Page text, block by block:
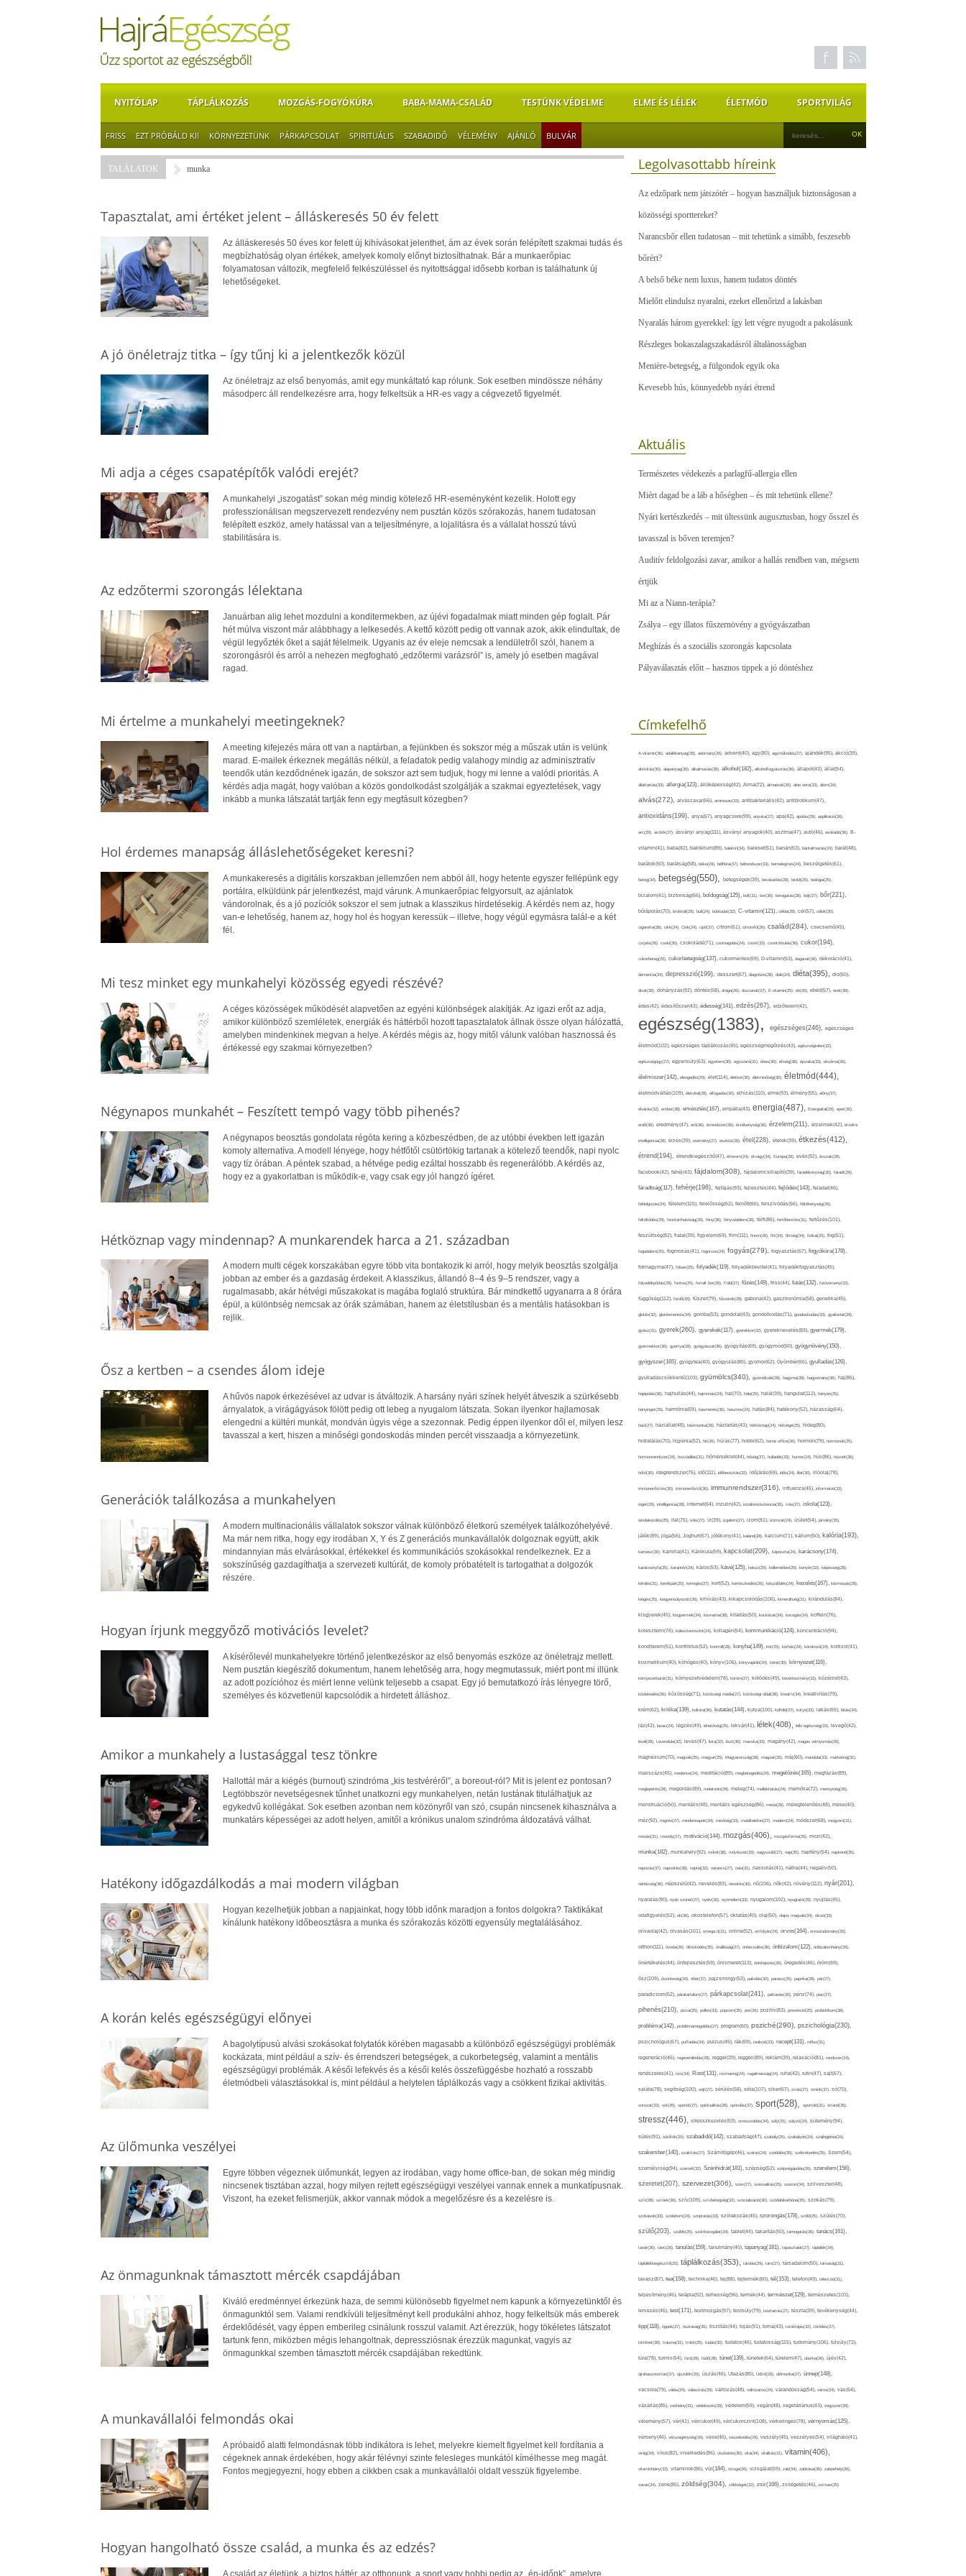
NYITÓLAP TÁPLÁLKOZÁS MOZGÁS-FOGYÓKÚRA BABA-MAMA-CSALÁD TESTÜNK VÉDELME ELME ÉS LÉLEK ÉLETMÓD SPORTVILÁG
FRISS EZT PRÓBÁLD KI! KÖRNYEZETÜNK PÁRKAPCSOLAT SPIRITUÁLIS SZABADIDŐ VÉLEMÉNY AJÁNLÓ BULVÁR
TALÁLATOK munka
Tapasztalat, ami értéket jelent – álláskeresés 50 év felett
Az álláskeresés 50 éves kor felett új kihívásokat jelenthet, ám az évek során felépített szakmai tudás és
megbízhatóság olyan értékek, amelyek komoly előnyt biztosíthatnak. Bár a munkaerőpiac
folyamatosan változik, megfelelő felkészüléssel és nyitottsággal idősebb korban is találhatunk új
lehetőségeket.
A jó önéletrajz titka – így tűnj ki a jelentkezők közül
Az önéletrajz az első benyomás, amit egy munkáltató kap rólunk. Sok esetben mindössze néhány
másodperc áll rendelkezésre arra, hogy felkeltsük a HR-es vagy a cégvezető figyelmét.
Mi adja a céges csapatépítők valódi erejét?
A munkahelyi „iszogatást” sokan még mindig kötelező HR-eseményként kezelik. Holott egy
professzionálisan megszervezett rendezvény nem pusztán közös szórakozás, hanem tudatosan
felépített eszköz, amely hatással van a teljesítményre, a lojalitásra és a vállalat hosszú távú
stabilitására is.
Az edzőtermi szorongás lélektana
Januárban alig lehet mozdulni a konditermekben, az újévi fogadalmak miatt minden gép foglalt. Pár
hét múlva viszont már alábbhagy a lelkesedés. A kettő között pedig ott vannak azok, akik elindultak, de
végül legyőzték őket a saját félelmeik. Ugyanis az év eleje nemcsak a lendületről szól, hanem a
szorongásról és arról a nehezen megfogható „edzőtermi varázsról” is, amely jó esetben magával
ragad.
Mi értelme a munkahelyi meetingeknek?
A meeting kifejezés mára ott van a naptárban, a fejünkben és sokszor még a műszak után is velünk
marad. E-mailek érkeznek megállás nélkül, a feladatok pedig valahogy mindig az adminisztratív
teendők után kezdődnének igazán, de sokszor azt sem tudjuk, hogy mi lenne a valódi prioritás. A
kérdés adja magát, hogy valóban a közös gondolkodást szolgálják a szakmai egyeztetések, vagy
inkább a munka látszatát tartják fenn egy megfásult közegben?
Hol érdemes manapság álláslehetőségeket keresni?
A munkakeresés a digitális korszakban jellemzően nem abból áll, hogy hetente egyszer fellépünk egy
portálra, elküldünk pár jelentkezést, majd várunk. A munkaerőpiac felgyorsult, az ajánlatok
vándorolnak, és a jó pozíciók sokszor el sem jutnak a klasszikus hirdetésekig. A kérdés nem az, hogy
van-e lehetőség, hanem az, hogy hol és hogyan keressük – illetve, hogy végül egymásra talál-e a két
fél.
Mi tesz minket egy munkahelyi közösség egyedi részévé?
A céges közösségek működését alapvetően az egyéni különbségek alakítják. Az igazi erőt az adja,
amikor különböző szemléletek, energiák és háttérből hozott tapasztalatok állnak össze olyan hálózattá,
amelyben mindenkinek megvan a helye. A kérdés mégis az, hogy mitől válunk valóban hasznossá és
értékessé egy szakmai környezetben?
Négynapos munkahét – Feszített tempó vagy több pihenés?
A négynapos beosztás gondolata régóta kering a közbeszédben, de az utóbbi években lett igazán
komoly alternatíva. A modell lényege, hogy hétfőtől csütörtökig tartanak a kötelező teendők, napi nyolc
vagy tíz órában. A péntek szabad, a hétvége pedig ezáltal hosszabb és regenerálóbb. A kérdés az,
hogy ez a gyakorlatban is működik-e, vagy csak egy jól hangzó ígéret.
Hétköznap vagy mindennap? A munkarendek harca a 21. században
A modern multi cégek korszakában egyre több vita bontakozik ki arról, hogy melyik beosztás szolgálja
jobban az ember és a gazdaság érdekeit. A klasszikus, állandó 8–4 és 9–5 rendszer, vagy a
rugalmasabb, akár hétvégi műszakokat is magába foglaló struktúra. Bár mindkettő ugyanarra a 8 órára
épül, a különbség nemcsak az órák számában, hanem az életstílusban és a mentális hatásokban is
rejlik.
Ősz a kertben – a csendes álom ideje
A hűvös napok érkezésével az udvar is átváltozik. A harsány nyári színek helyét átveszik a szürkésebb
árnyalatok, a virágágyások fölött pedig ott lebeg a nyugalom látszata. Sokan ilyenkor hajlamosak
elengedni a kültéri munkát, mondván úgyis vége a szezonnak. Pedig éppen ilyenkor dől el, milyen lesz
tavasszal a kert, hiszen a minőségi gondoskodás minden percét visszaadja a környezetünk.
Generációk találkozása a munkahelyen
A modern multinacionális vállalatok sokszor válnak különböző életkorú személyek találkozóhelyévé.
Ma már nem ritka, hogy egy irodában X, Y és Z generációs munkavállalók dolgoznak együtt, akik
mindannyian más elvárásokkal, értékekkel és kommunikációs szokásokkal rendelkeznek. Ez a
sokszínűség gazdagíthatja a szervezeti kultúrát, de komoly próbatételt is tartogathat a dolgozók
részére.
Hogyan írjunk meggyőző motivációs levelet?
A kísérőlevél munkahelyekre történő jelentkezéskor az első benyomás eszköze az önéletrajz mellett.
Nem pusztán kiegészítő dokumentum, hanem lehetőség arra, hogy megmutassuk, miért pont mi illünk
az adott pozícióhoz és miért lenne velünk teljesebb a csapat. Egy jó bemutatkozó írás lényegre törő,
személyes és közvetlenül kapcsolódik a hirdetett álláshoz.
Amikor a munkahely a lustasággal tesz tönkre
Hallottál már a kiégés (burnout) szindróma „kis testvéréről”, a boreout-ról? Mit is jelent ez pontosan?
Legtöbbször nevetségesnek tűnhet unatkozni egy munkahelyen, netán lustának titulálhatjuk az
egykedvű kollégákat. Sok esetben azonban nem közönyről van szó, csupán nincsenek kihasználva a
munkatárs képességei az adott helyen, amitől a krónikus unalom szindróma áldozatává válhat.
Hatékony időgazdálkodás a mai modern világban
Hogyan kezelhetjük jobban a napjainkat, hogy több időnk maradjon a fontos dolgokra? Taktikákat
kínálunk hatékony időbeosztásra a munka és szórakozás közötti egyensúly megtalálásához.
A korán kelés egészségügyi előnyei
A bagolytípusú alvási szokásokat folytatók körében magasabb a különböző egészségügyi problémák
kockázata, mint például a szív- és érrendszeri betegségek, a cukorbetegség, valamint a mentális
egészségügyi problémák. A késői lefekvés és a késői kelés összefüggésbe hozható a rosszabb
életmódbeli választásokkal is, mint például a helytelen táplálkozás vagy a csökkent fizikai aktivitás.
Az ülőmunka veszélyei
Egyre többen végeznek ülőmunkát, legyen az irodában, vagy home office-ban, de sokan még mindig
nincsenek tisztában azzal, hogy milyen rejtett egészségügyi veszélyei vannak ennek a munkatípusnak.
Viszont, ha ezeket felismerjük, akkor vannak módok a megelőzésre és a kezelésre is.
Az önmagunknak támasztott mércék csapdájában
Kiváló eredménnyel érkezünk haza, de semmi különösebb figyelmet nem kapunk a környezetünktől és
önmagunktól sem. Valami rendkívüli teljesítményt kell produkálni ahhoz, hogy felkeltsük más emberek
érdeklődését, vagy éppen emberileg csinálunk rosszul valamit. Azt érezzük, hogy tökéletes látszatot
tartunk fenn, miközben mégis lehangoltnak, depressziósnak érezzük magunkat, vagyis az
önmagunkkal szemben támasztott mércék csapdájában rekedtünk.
A munkavállalói felmondás okai
A próbaidő alatti felmondásnak több indikátora is lehet, melyekre kiemelt figyelmet kell fordítania a
cégeknek annak érdekében, hogy akár félévnyi szinte felesleges munkától kímélhesse meg magát.
Fontos megjegyezni, hogy ebben a cikkben csak a munkavállalói oldalt vesszük figyelembe.
Hogyan hangolható össze család, a munka és az edzés?
A család az életünk, a biztos háttér, az otthonunk, a sport vagy hobbi pedig az „én-időnk”, amelyre
Legolvasottabb híreink
Az edzőpark nem játszótér – hogyan használjuk biztonságosan a
közösségi sporttereket?
Narancsbőr ellen tudatosan – mit tehetünk a simább, feszesebb
bőrért?
A belső béke nem luxus, hanem tudatos döntés
Mielőtt elindulsz nyaralni, ezeket ellenőrizd a lakásban
Nyaralás három gyerekkel: így lett végre nyugodt a pakolásunk
Részleges bokaszalagszakadásról általànosságban
Menière-betegség, a fülgondok egyik oka
Kevesebb hús, könnyedebb nyári étrend
Aktuális
Természetes védekezés a parlagfű-allergia ellen
Miért dagad be a láb a hőségben – és mit tehetünk ellene?
Nyári kertészkedés – mit ültessünk augusztusban, hogy ősszel és
tavasszal is bőven teremjen?
Auditív feldolgozási zavar, amikor a hallás rendben van, mégsem
értjük
Mi az a Niann-terápia?
Zsálya – egy illatos fűszernövény a gyógyászatban
Meghízás és a szociális szorongás kapcsolata
Pályaválasztás előtt – hasznos tippek a jó döntéshez
Címkefelhő
A-vitamin(36), adalékanyag(28), adomány(26), advent(40), agy(80), agyműködés(27), ajándék(95), akció(39),
aktivitás(30), alapanyag(30), alkalmazás(28), alkohol(182), alkoholfogyasztás(36), állapot(43), állat(54),
állattartás(33), allergia(123), állóképesség(42), Alma(72), almaecet(26), aloe vera(33), álom(34),
alvás(272), alvászavar(66), aminosav(33), antibakteriális(42), antibiotikum(47),
antioxidáns(199), anya(67), anyagcsere(99), anyuka(27), apa(42), ápolás(29), applikáció(26),
arc(29), arcbőr(27), ásványi anyag(111), ásványi anyagok(40), asztma(47), autó(46), avokádó(36), B-
vitamin(41), baba(82), baktérium(89), balaton(34), baleset(51), banán(53), bántalmazás(24), barát(48),
barátok(50), barátság(58), béke(29), bélflóra(37), bélrendszer(33), bemelegítés(24), beszélgetés(61),
beteg(34), betegség(550), betegségek(39), bevásárlás(28), bicikli(25), biológia(25),
bizalom(41), biztonság(66), boldogság(125), bolt(31), bor(36), borogatás(28), böjt(27), bőr(221),
bőrápolás(70), brokkoli(29), buli(24), bűntudat(32), C-vitamin(121), cékla(28), cél(57), célok(30),
cigaretta(38), cikk(24), Cink(24), cipő(37), citrom(61), citromfű(26), család(284), csecsemő(45),
csípés(26), csoki(35), csokoládé(71), csomagolás(24), csont(33), csontritkulás(36), cukor(194),
cukorbeteg(25), cukorbetegség(137), cukormentes(69), D-vitamin(53), daganat(36), dekoráció(41),
demencia(34), depresszió(199), desszert(67), diagnózis(28), diák(24), diéta(395), dió(50),
divat(38), dohányzás(92), döntés(58), drága(26), duzzanat(27), E-vitamin(25), eb(26), ebéd(57), ecet(38),
édes(42), édesítőszer(43), édesség(141), edzés(267), edzőterem(42),
egészség(1383), egészséges(246), egészséges
életmód(102), egészséges táplálkozás(45), egészségmegőrzés(43), egészségtelen(32),
egészségügy(27), egyensúly(63), egyetem(30), egyszerű(31), éhes(30), éhség(38), éjszaka(33), ekcéma(26),
élelmiszer(142), elengedés(29), élet(114), életkor(30), életminőség(30), életmód(444),
életmódváltás(109), életvitel(28), elfogadás(30), elhízás(110), elme(93), élmény(55), előny(37),
elvárás(32), ember(38), emésztés(167), empátia(43), energia(487), Energiaital(29), eper(30),
erdő(36), eredmény(47), erő(36), érrendszer(36), érzékenység(36), érzelem(211), érzelmek(42), érzelmi
intelligencia(28), érzés(39), esemény(27), eszköz(28), étel(228), ételek(39), étkezés(412),
étrend(194), étrendkiegészítő(47), étterem(24), étvágy(34), Európa(28), evés(92), évszak(28),
facebook(42), fahéj(43), fájdalom(308), fájdalomcsillapító(39), fáradékonyság(30), fáradt(28),
fáradtság(117), fehérje(198), fejfájás(93), fejlesztés(44), fejlődés(143), feladat(46),
feldolgozás(24), félelem(115), felelősség(62), felnőtt(66), felszívódás(56), féltékenység(26),
feltöltődés(29), fenntarthatóság(29), fény(36), fényvédelem(28), férfi(86), fertőtlenítés(31), fertőzés(101),
feszültség(82), fiatal(39), figyelem(69), film(111), finom(26), fitt(34), fittség(34), fizikai(25), fog(51),
fogadalom(25), fogmosás(41), fogorvos(24), fogyás(279), fogyasztás(67), fogyókúra(178),
fokhagyma(47), folsav(25), folyadék(119), folyadékbevitel(41), folyadékfogyasztás(45),
folyadékpótlás(29), fontos(25), forralt bor(26), Föld(27), főzés(149), friss(44), futás(132), futóverseny(32),
függőség(112), fürdő(26), fűszer(79), fűszerek(28), gabona(42), gasztronómia(58), genetika(45),
glutén(32), gluténmentes(34), gomba(53), gondolat(43), gondolkodás(71), gondoskodás(33), gyakorlat(29),
gyász(31), gyerek(260), gyerekek(117), gyerekkor(32), gyereknevelés(83), gyermek(179),
gyermekkor(36), gyertya(28), gyógyászat(36), gyógyítás(69), gyógymód(50), gyógynövény(150),
gyógyszer(165), gyógytea(40), gyógyulás(85), gyomor(62), Gyömbér(66), gyulladás(126),
gyulladáscsökkentő(103), gyümölcs(340), gyümölcslé(28), hagyma(28), hagyomány(36), haj(85),
hajápolás(36), hajhullás(44), hajmosás(24), hal(70), hála(25), halál(39), hangulat(112), hányás(25),
hányinger(25), harmónia(69), hasmenés(35), hasznos(24), hatás(84), hatékony(52), házasság(64),
házi(27), háziállat(48), házimunka(28), háztartás(43), hétköznap(24), hétvége(25), hideg(80),
hidratálás(70), higiénia(52), hit(26), hízás(77), hobbi(62), home office(26), hormon(79), hormonok(25),
hormonrendszer(24), hozzáállás(31), hőmérséklet(44), hőség(37), hulladék(33), humor(24), hús(86), húsvét(36),
hűtő(30), idegrendszer(75), idő(111), időbeosztás(32), időjárás(69), idős(24), illat(30), illóolaj(78),
immunerősítés(30), immunerősítő(36), immunrendszer(316), influenza(45), információ(33),
inger(29), intelligencia(28), internet(64), inzulin(42), inzulinrezisztencia(35), írás(27), iskola(123),
iskolakezdés(25), ital(75), ivás(27), íz(39), izgalom(27), izom(91), izomzat(24), ízület(54), járvány(35),
játék(89), jóga(56), Joghurt(67), jótékony(41), kaland(28), kalcium(71), kálium(50), kalória(193),
kamasz(30), kamilla(41), Kánikula(59), kapcsolat(209), káposzta(24), karácsony(174),
karácsonyfa(25), karantén(34), káros(53), kávé(125), keksz(29), kellemetlen(29), kenyér(32), képesség(28),
kérdés(31), kerékpár(25), keringés(27), kert(52), kertészkedés(26), készülődés(24), kezelés(167), kézmosás(28),
kiégés(25), kiegyensúlyozott(26), kihívás(43), kikapcsolódás(106), kimerültség(31), kirándulás(84),
kisgyerek(45), kisgyermek(34), kismama(38), kitartás(50), kockázat(34), kocogás(24), koffein(76),
koleszterin(76), koleszterinszint(24), kollagén(54), kommunikáció(124), koncentráció(94),
konditerem(51), konfliktus(52), kontroll(28), konyha(149), kór(25), kórház(29), kórokozó(24), kortizol(41),
kozmetikum(40), köhögés(40), könyv(106), könyvajánló(24), köret(30), környezet(116),
környezetbarát(31), környezetvédelem(78), köröm(27), kötődés(49), következmény(33), közérzet(43),
közlekedés(26), közösség(71), közösségi média(27), közösségi oldal(38), kreatív(34), kreativitás(79),
krém(62), kritika(139), kultúra(36), kutatás(144), kutya(100), külföld(27), kütyü(33), lakás(65), látás(34),
láz(42), lazac(24), légzés(49), lehetőség(25), lekvár(41), lélek(408), lelki egészség(33), levegő(42),
levél(28), Levendula(32), leves(47), lista(32), liszt(36), macska(33), magány(42), magas vérnyomás(28),
magnézium(70), magvak(25), magyar(25), Magyarország(28), magzat(25), máj(60), mandula(33), marketing(31),
masszázs(45), medence(24), meditáció(89), megbetegedés(24), megelőzés(165), megfázás(89),
meglepetés(28), megoldás(89), melatonin(29), meleg(74), mellékhatás(24), memória(72), mennyiség(26),
menstruáció(50), mentális(48), mentális egészség(86), menü(28), méregtelenítés(48), mese(40),
méz(92), migrén(27), mindennapok(34), minőség(33), mobiltelefon(27), modern(24), módszer(68), mogyoró(31),
mosás(31), mosoly(27), motiváció(144), mozgás(406), mozgásforma(25), mozi(42),
munka(182), munkahely(92), műtét(38), művészet(29), nagyszülő(27), nap(35), napfény(54), napirend(35),
napozás(37), napsütés(38), naptej(32), narancs(27), nasi(31), nassolás(41), nátha(44), negatív(50),
nehézség(36), népszerű(42), nevelés(83), nevetés(30), nő(106), nők(42), növény(112), nyár(201),
nyaralás(90), nyári szünet(27), nyelv(26), nyomelem(33), nyugalom(102), nyugtató(29), nyújtás(45),
odafigyelés(52), ok(36), okostelefon(57), oktatás(40), olaj(50), olajos magvak(34), olcsó(33),
olívaolaj(42), olvasás(101), omega-3(31), online(52), orrfolyás(24), orvos(164), orvostudomány(26),
otthon(111), óvoda(26), öltözködés(35), önállóság(27), önbecsülés(36), önbizalom(122), önbizalomhiány(28),
önértékelés(44), önfejlesztés(59), önismeret(113), önkifejezés(26), öregedés(46), öröm(69),
ősz(109), őszinteség(34), ötlet(37), pajzsmirigy(53), pakolás(30), panasz(25), paprika(28), pár(27),
paradicsom(52), páratartalom(27), párkapcsolat(241), pattanás(30), pénz(74), piac(27),
pihenés(210), pizza(25), pollen(33), popcorn(35), por(26), pozitív(83), prevenció(25), probiotikum(38),
probléma(142), problémamegoldás(27), program(60), psziché(290), pszichológia(230),
pszichológus(67), puffadás(34), pulzus(45), rák(69), reakció(33), recept(131), reflux(31),
regeneráció(46), regenerálódás(28), reggel(39), reggeli(89), reklám(39), relaxáció(81), rendszer(24),
rendszeres(41), rizs(34), Rost(131), rozmaring(24), rugalmasság(24), ruha(42), rutin(47), sajt(67),
saláta(78), segítség(100), sejt(27), sérülés(58), séta(107), siker(67), sírás(27), smink(37), só(70),
sorozat(33), sör(26), spenót(27), spiritualitás(28), spórolás(37), sport(528), sportoló(31), strand(35),
stressz(446), stresszkezelés(53), stresszoldás(34), súly(25), súlyzó(24), sütemény(94),
sütés(91), sütőtök(25), szabadidő(142), szabadság(47), szabály(25), szabályok(24), szájhigiénia(24),
szakember(140), szakítás(27), Számítógép(46), száraz(24), szédülés(35), székrekedés(25), Szem(54),
személyiség(94), szemét(32), Szénhidrát(181), szépség(52), szépségápolás(26), szerelem(156),
szeretet(207), szervezet(306), szex(27), szexualitás(25), szezon(34), szilveszter(48),
szín(28), színek(36), szív(109), szívbetegség(32), szocializáció(30), szódabikarbóna(35), szokás(79),
szokások(33), szolárium(24), szoptatás(33), szórakozás(45), szorongás(178), szőlő(25), szülés(70),
szülő(203), szülők(25), szűrővizsgálat(34), tablet(44), takarítás(50), támogatás(36), tanács(161),
tanár(36), tánc(26), tanulás(159), tanulmány(40), tápanyag(181), tapasztalat(27), táplálék(34),
táplálékkiegészítő(25), táplálkozás(353), tárolás(29), társ(27), társadalom(50), társaság(31),
tavasz(87), tea(158), technika(46), tej(88), tejtermék(60), tél(153), telefon(49), televízió(31),
teljesítmény(46), terápia(92), terhesség(96), termék(44), természet(129), természetes(103),
tervezés(46), test(171), testmozgás(97), testsúly(79), testtartás(27), tészta(39), tevékenység(44),
tipp(118), tippek(27), tisztaság(35), tisztítás(44), tojás(91), torna(43), torokfájás(32), törődés(27),
történet(38), trauma(31), trükk(25), tudás(30), tudatos(46), tudatosság(115), tudomány(106), túlsúly(72),
túra(78), turmix(64), túró(29), tüdő(28), tünet(139), tünetek(64), türelem(47), uborka(26), újév(42),
újrahasznosítás(37), újszülött(26), úszás(46), Utazás(85), Üdítő(26), ülőmunka(27), ünnep(148),
vacsora(79), válás(24), választás(29), változás(48), változatos(24), várandósság(54), város(24), vas(64),
vásárlás(85), vashiány(31), védekezés(28), védelem(59), vegán(48), vegetáriánus(43), vegyszer(28),
vélemény(57), vér(41), vércukor(49), vércukorszint(108), vérkeringés(78), vérnyomás(125),
verseny(46), vérszegénység(34), vese(46), veszekedés(29), veszély(45), veszélyes(54), világháló(41),
virág(34), vírus(82), viselkedés(86), viszketés(30), vita(34), vitalitás(31), vitamin(406),
vitaminhiány(33), vitaminok(86), víz(184), vizsga(26), vizsgálat(59), zab(34), zabkása(36), zabpehely(36),
zavar(24), zene(85), zöldség(304), zöldségek(32), zsír(166), zsírégetés(46), zsírsav(25)